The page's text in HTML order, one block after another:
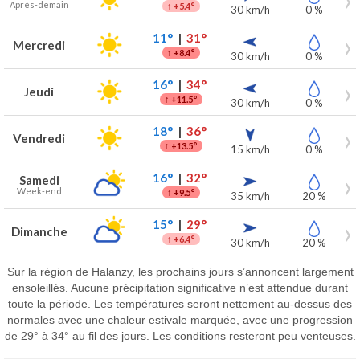
Après-demain ↑ +5.4° 30 km/h 0 %
Mercredi 11°| 31°
↑ +8.4° 30 km/h 0 %
Jeudi 16°| 34°
↑ +11.5° 30 km/h 0 %
Vendredi 18°| 36°
↑ +13.5° 15 km/h 0 %
Samedi
Week-end
16°| 32°
↑ +9.5° 35 km/h 20 %
Dimanche 15°| 29°
↑ +6.4° 30 km/h 20 %
Sur la région de Halanzy, les prochains jours s’annoncent largement
ensoleillés. Aucune précipitation significative n’est attendue durant
toute la période. Les températures seront nettement au-dessus des
normales avec une chaleur estivale marquée, avec une progression
de 29° à 34° au fil des jours. Les conditions resteront peu venteuses.